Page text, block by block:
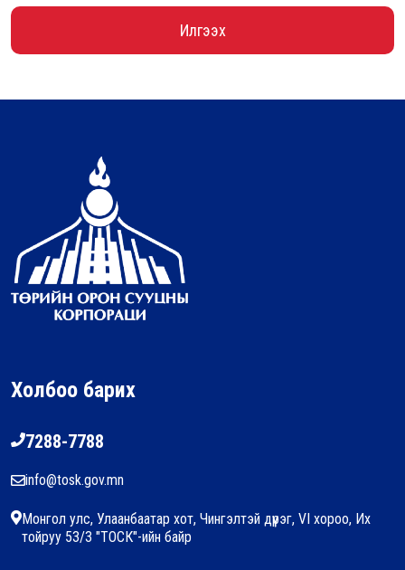
Илгээх
Холбоо барих
7288-7788
info@tosk.gov.mn
Монгол улс, Улаанбаатар хот, Чингэлтэй дүүрэг, VI хороо, Их
тойруу 53/3 "ТОСК"-ийн байр